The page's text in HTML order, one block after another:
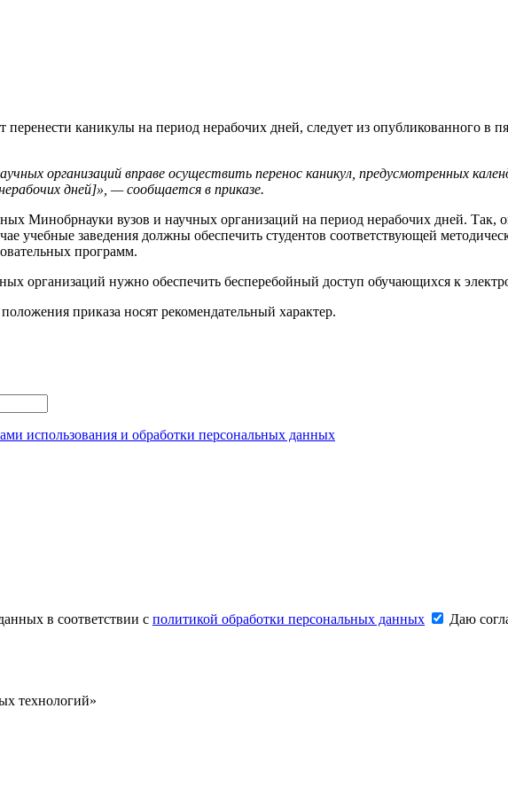
каникулы на период нерабочих дней, следует из опубликованного в
организаций вправе осуществить перенос каникул, предусмотренных
дней]», — сообщается в приказе.
Минобрнауки вузов и научных организаций на период нерабочих дней. Так,
учебные заведения должны обеспечить студентов соответствующей
программ.
организаций нужно обеспечить бесперебойный доступ обучающихся к
приказа носят рекомендательный характер.
использования и обработки персональных данных
в соответствии с политикой обработки персональных данных Даю
технологий»